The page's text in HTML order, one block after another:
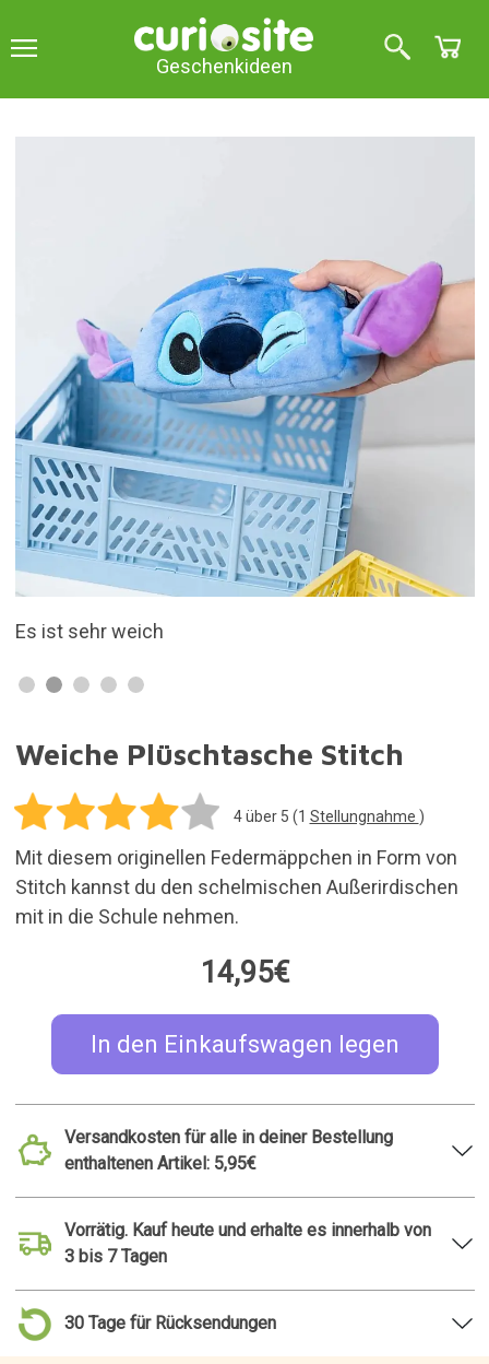
Geschenkideen
Es ist sehr weich
Weiche Plüschtasche Stitch
4über 5 (1 Stellungnahme )
Mit diesem originellen Federmäppchen in Form von
Stitch kannst du den schelmischen Außerirdischen
mit in die Schule nehmen.
14,95€
In den Einkaufswagen legen
Versandkosten für alle in deiner Bestellung
enthaltenen Artikel: 5,95€
Vorrätig. Kauf heute und erhalte es innerhalb von
3 bis 7 Tagen
30 Tage für Rücksendungen